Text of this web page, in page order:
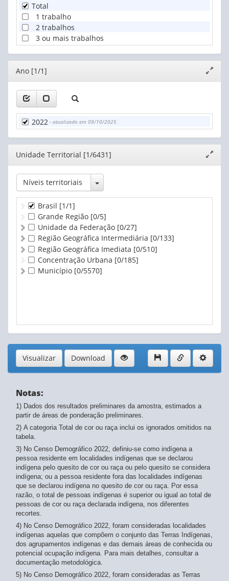
Total
1 trabalho
2 trabalhos
3 ou mais trabalhos
Editor
janela
Ano [1/1]
2022 - atualizado em 09/10/2025
Editor
janela
Unidade Territorial [1/6431]
Níveis territoriais Toggle Dropdown
Brasil [1/1]
Grande Região [0/5]
Unidade da Federação [0/27]
Região Geográfica Intermediária [0/133]
Região Geográfica Imediata [0/510]
Concentração Urbana [0/185]
Município [0/5570]
Visualizar Download
Notas:
1) Dados dos resultados preliminares da amostra, estimados a
partir de áreas de ponderação preliminares.
2) A categoria Total de cor ou raça inclui os ignorados omitidos na
tabela.
3) No Censo Demográfico 2022, definiu-se como indígena a
pessoa residente em localidades indígenas que se declarou
indígena pelo quesito de cor ou raça ou pelo quesito se considera
indígena; ou a pessoa residente fora das localidades indígenas
que se declarou indígena no quesito de cor ou raça. Por essa
razão, o total de pessoas indígenas é superior ou igual ao total de
pessoas de cor ou raça declarada indígena, nos diferentes
recortes.
4) No Censo Demográfico 2022, foram consideradas localidades
indígenas aquelas que compõem o conjunto das Terras Indígenas,
dos agrupamentos indígenas e das demais áreas de conhecida ou
potencial ocupação indígena. Para mais detalhes, consultar a
documentação metodológica.
5) No Censo Demográfico 2022, foram consideradas as Terras